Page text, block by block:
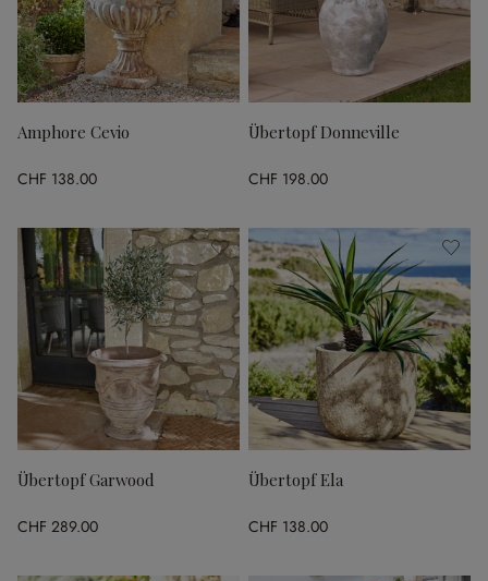
Amphore Cevio
CHF 138.00
Übertopf Donneville
CHF 198.00
Übertopf Garwood
CHF 289.00
Übertopf Ela
CHF 138.00